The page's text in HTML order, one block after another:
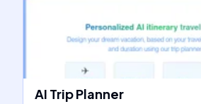
AI Trip Planner